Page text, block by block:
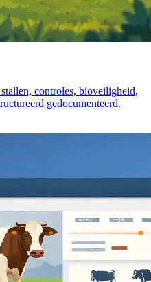
controles, bioveiligheid,
gedocumenteerd.